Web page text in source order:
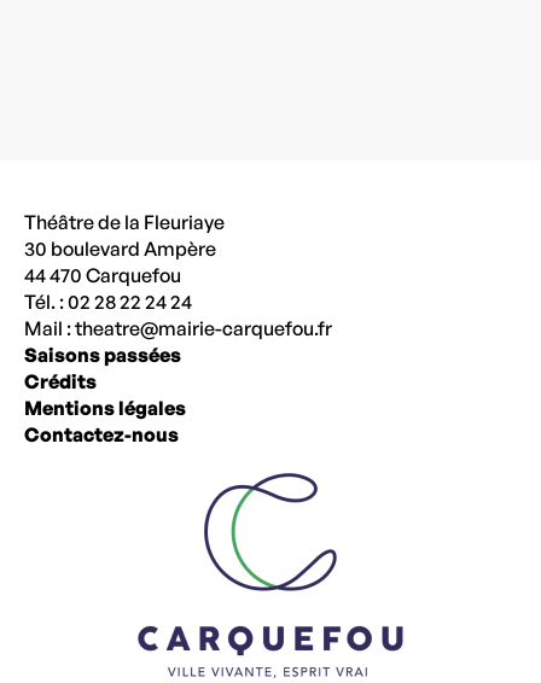
Théâtre de la Fleuriaye
30 boulevard Ampère
44 470 Carquefou
Tél. : 02 28 22 24 24
Mail :theatre@mairie-carquefou.fr
Saisons passées
Crédits
Mentions légales
Contactez-nous